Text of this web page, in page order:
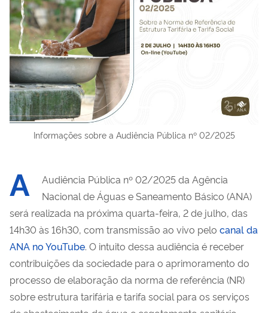
Informações sobre a Audiência Pública nº 02/2025
A
Audiência Pública nº 02/2025 da Agência
Nacional de Águas e Saneamento Básico (ANA)
será realizada na próxima quarta-feira, 2 de julho, das
14h30 às 16h30, com transmissão ao vivo pelo canal da
ANA no YouTube. O intuito dessa audiência é receber
contribuições da sociedade para o aprimoramento do
processo de elaboração da norma de referência (NR)
sobre estrutura tarifária e tarifa social para os serviços